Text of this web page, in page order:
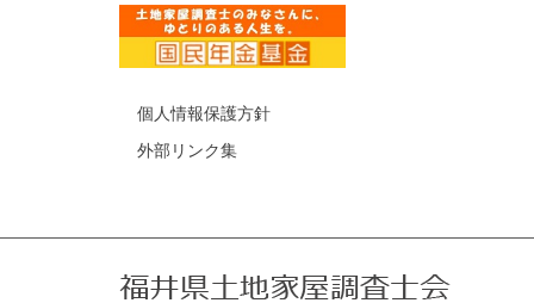
個人情報保護方針
外部リンク集